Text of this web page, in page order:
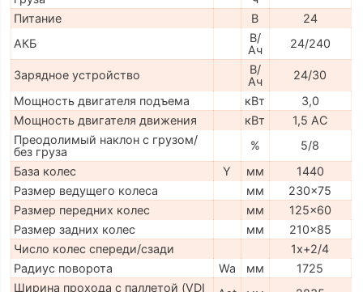
Питание
В
24
АКБ
В/
Ач
24/240
Зарядное устройство
В/
Ач
24/30
Мощность двигателя подъема
кВт
3,0
Мощность двигателя движения
кВт
1,5 АС
Преодолимый наклон с грузом/
без груза
%
5/8
База колес
Y мм
1440
Размер ведущего колеса
мм
230x75
Размер передних колес
мм
125x60
Размер задних колес
мм
210x85
Число колес спереди/сзади
1x+2/4
Радиус поворота
Wa мм
1725
Ширина прохода с паллетой (VDI